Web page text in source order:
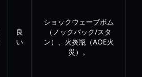
良
い
ショックウェーブボム
（ノックバック/スタ
ン）、火炎瓶（AOE火
災）。